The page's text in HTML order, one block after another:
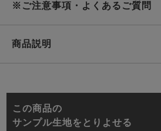
※ご注意事項・よくあるご質問
商品説明
この商品の
サンプル生地をとりよせる